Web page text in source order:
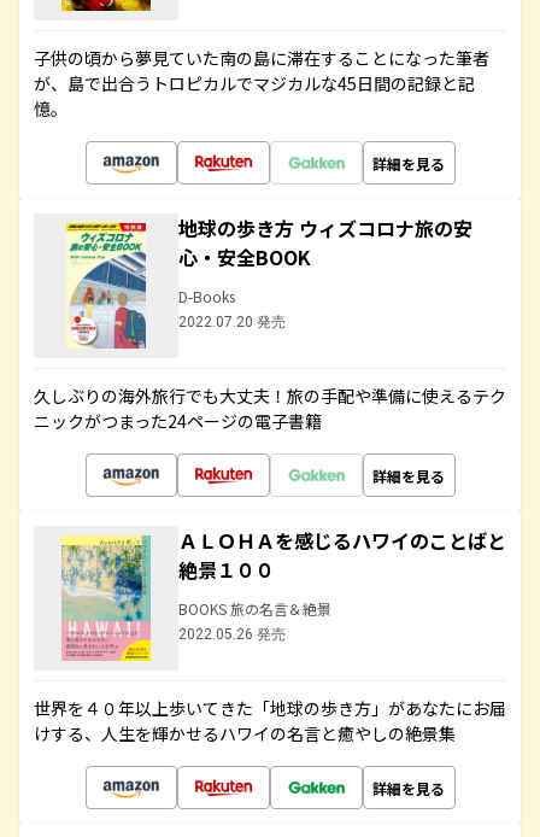
子供の頃から夢見ていた南の島に滞在することになった筆者
が、島で出合うトロピカルでマジカルな45日間の記録と記
憶。
詳細を見る
地球の歩き方 ウィズコロナ旅の安
心・安全BOOK
D-Books
2022.07.20 発売
久しぶりの海外旅行でも大丈夫！旅の手配や準備に使えるテク
ニックがつまった24ページの電子書籍
詳細を見る
ＡＬＯＨＡを感じるハワイのことばと
絶景１００
BOOKS 旅の名言＆絶景
2022.05.26 発売
世界を４０年以上歩いてきた「地球の歩き方」があなたにお届
けする、人生を輝かせるハワイの名言と癒やしの絶景集
詳細を見る